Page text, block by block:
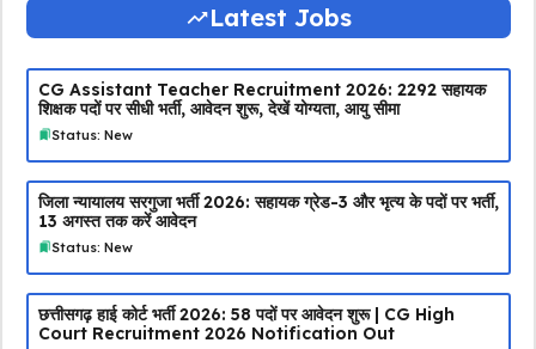
Latest Jobs
CG Assistant Teacher Recruitment 2026: 2292 सहायक
शिक्षक पदों पर सीधी भर्ती, आवेदन शुरू, देखें योग्यता, आयु सीमा
Status: New
जिला न्यायालय सरगुजा भर्ती 2026: सहायक ग्रेड-3 और भृत्य के पदों पर भर्ती,
13 अगस्त तक करें आवेदन
Status: New
छत्तीसगढ़ हाई कोर्ट भर्ती 2026: 58 पदों पर आवेदन शुरू | CG High
Court Recruitment 2026 Notification Out